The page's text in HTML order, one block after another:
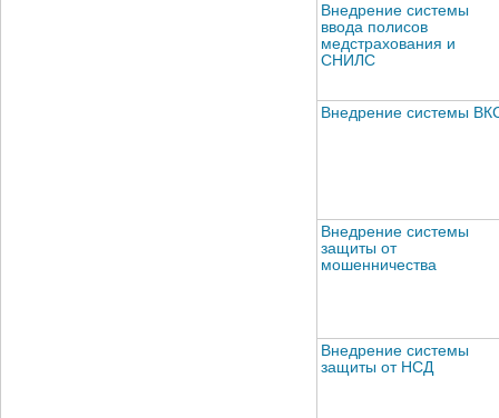
Внедрение системы
ввода полисов
медстрахования и
СНИЛС
Внедрение системы
Внедрение системы
защиты от
мошенничества
Внедрение системы
защиты от НСД